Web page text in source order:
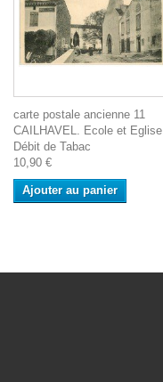
carte postale ancienne 11
CAILHAVEL. Ecole et Eglise.
Débit de Tabac
10,90 €
Ajouter au panier